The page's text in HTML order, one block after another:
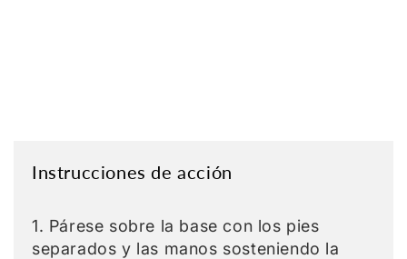
Instrucciones de acción
1. Párese sobre la base con los pies
separados y las manos sosteniendo la